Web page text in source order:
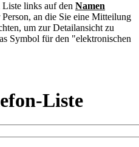
links auf den Namen
Person, an die Sie eine Mitteilung
um zur Detailansicht zu
Symbol für den "elektronischen
Liste